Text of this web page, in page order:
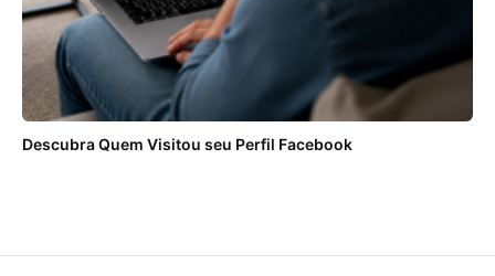
Descubra Quem Visitou seu Perfil Facebook